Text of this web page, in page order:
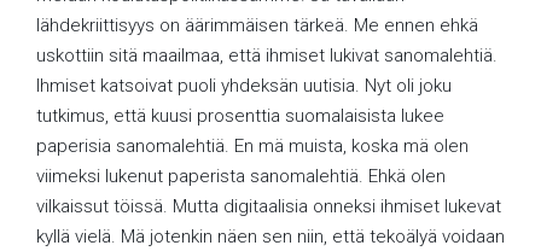
lähdekriittisyys on äärimmäisen tärkeä. Me ennen ehkä
uskottiin sitä maailmaa, että ihmiset lukivat sanomalehtiä.
Ihmiset katsoivat puoli yhdeksän uutisia. Nyt oli joku
tutkimus, että kuusi prosenttia suomalaisista lukee
paperisia sanomalehtiä. En mä muista, koska mä olen
viimeksi lukenut paperista sanomalehtiä. Ehkä olen
vilkaissut töissä. Mutta digitaalisia onneksi ihmiset lukevat
kyllä vielä. Mä jotenkin näen sen niin, että tekoälyä voidaan